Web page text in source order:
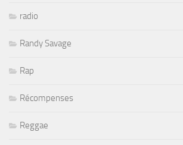
radio
Randy Savage
Rap
Récompenses
Reggae